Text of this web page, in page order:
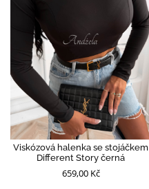
Viskózová halenka se stojáčkem
Different Story černá
659,00 Kč